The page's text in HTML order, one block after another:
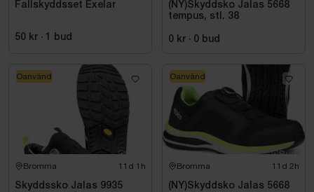
Fallskyddsset Exelar
50 kr · 1 bud
(NY)Skyddsko Jalas 5668
tempus, stl. 38
0 kr · 0 bud
Bromma 11d 1h
Skyddssko Jalas 9935
Oanvänd
Bromma 11d 2h
(NY)Skyddsko Jalas 5668
Oanvänd